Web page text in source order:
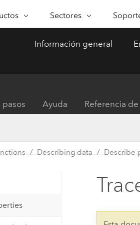
completa de
Pro
fundamental para SIG y
Sectores
SECTORES
Conservación
Servicios públicos de
Salud y servicios humanos
Gobierno nacional
Información general
pasos Ayuda Referencia
Describing data Describe